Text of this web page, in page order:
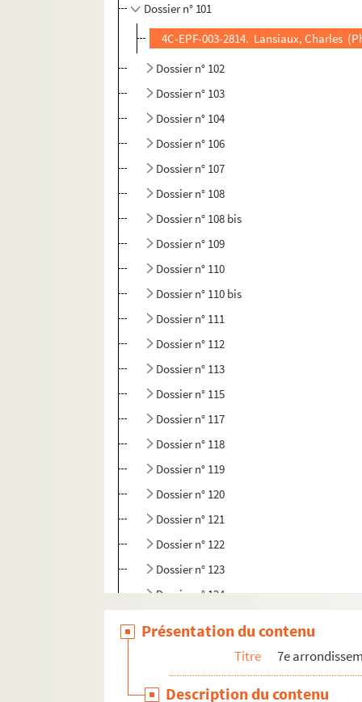
Dossier n° 101
4C-EPF-003-2814. Lansiaux, Charles
Dossier n° 102
Dossier n° 103
Dossier n° 104
Dossier n° 106
Dossier n° 107
Dossier n° 108
Dossier n° 108 bis
Dossier n° 109
Dossier n° 110
Dossier n° 110 bis
Dossier n° 111
Dossier n° 112
Dossier n° 113
Dossier n° 115
Dossier n° 117
Dossier n° 118
Dossier n° 119
Dossier n° 120
Dossier n° 121
Dossier n° 122
Dossier n° 123
Dossier n° 124
Dossier n° 128
Présentation du contenu
Titre 7e
Description du contenu